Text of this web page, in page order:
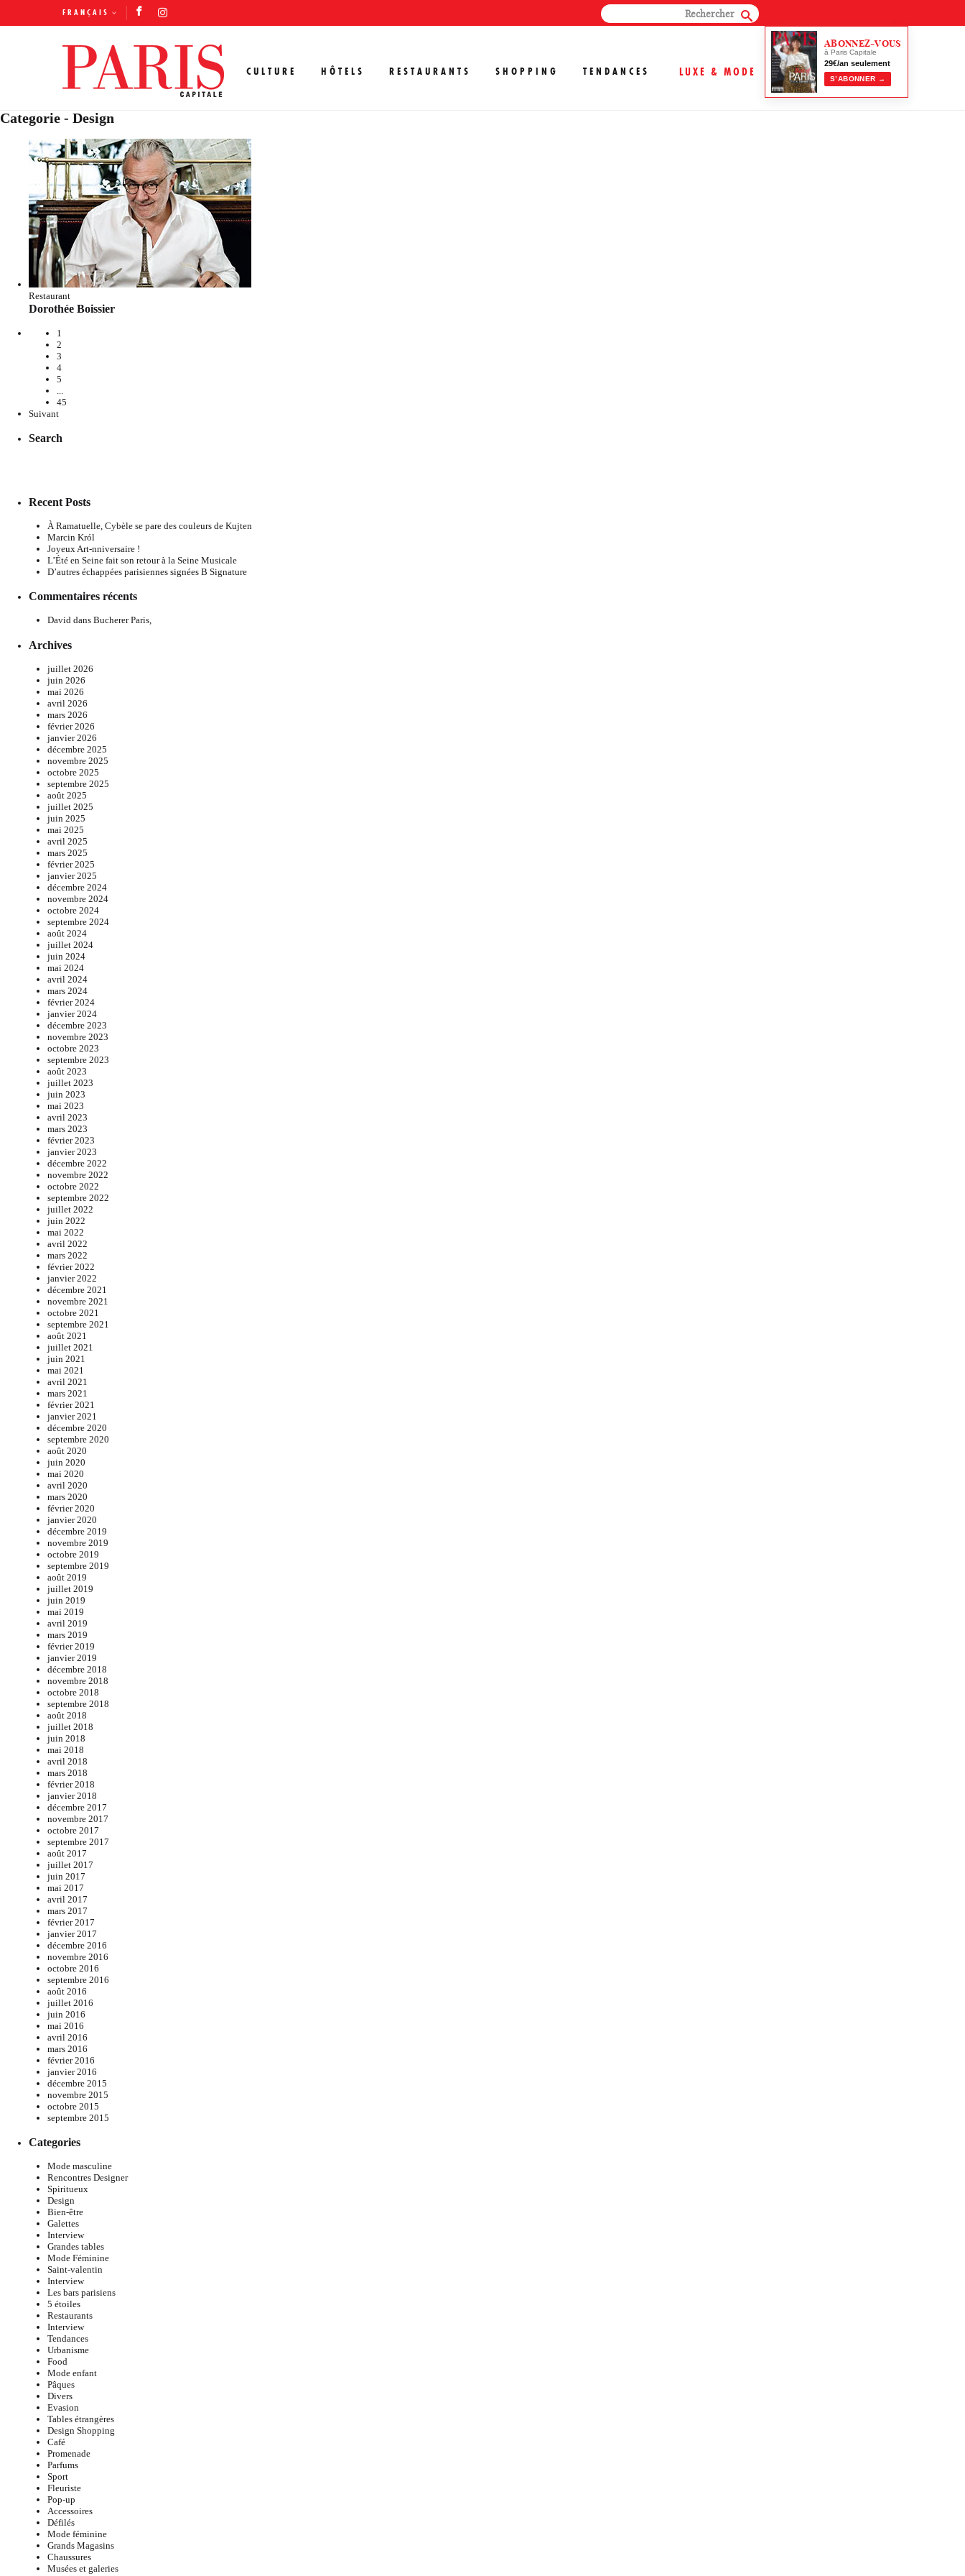
FRANÇAIS
CULTURE HÔTELS RESTAURANTS SHOPPING TENDANCES LUXE & MODE
ABONNEZ-VOUS
à Paris Capitale
29€/an seulement
S’ABONNER →
Categorie - Design
Restaurant
Dorothée Boissier
1
2
3
4
5
45
Suivant
Search
Recent Posts
À Ramatuelle, Cybèle se pare des couleurs de Kujten
Marcin Król
Joyeux Art-nniversaire !
L’Été en Seine fait son retour à la Seine Musicale
D’autres échappées parisiennes signées B Signature
Commentaires récents
David dans Bucherer Paris,
Archives
juillet 2026
juin 2026
mai 2026
avril 2026
mars 2026
février 2026
janvier 2026
décembre 2025
novembre 2025
octobre 2025
septembre 2025
août 2025
juillet 2025
juin 2025
mai 2025
avril 2025
mars 2025
février 2025
janvier 2025
décembre 2024
novembre 2024
octobre 2024
septembre 2024
août 2024
juillet 2024
juin 2024
mai 2024
avril 2024
mars 2024
février 2024
janvier 2024
décembre 2023
novembre 2023
octobre 2023
septembre 2023
août 2023
juillet 2023
juin 2023
mai 2023
avril 2023
mars 2023
février 2023
janvier 2023
décembre 2022
novembre 2022
octobre 2022
septembre 2022
juillet 2022
juin 2022
mai 2022
avril 2022
mars 2022
février 2022
janvier 2022
décembre 2021
novembre 2021
octobre 2021
septembre 2021
août 2021
juillet 2021
juin 2021
mai 2021
avril 2021
mars 2021
février 2021
janvier 2021
décembre 2020
septembre 2020
août 2020
juin 2020
mai 2020
avril 2020
mars 2020
février 2020
janvier 2020
décembre 2019
novembre 2019
octobre 2019
septembre 2019
août 2019
juillet 2019
juin 2019
mai 2019
avril 2019
mars 2019
février 2019
janvier 2019
décembre 2018
novembre 2018
octobre 2018
septembre 2018
août 2018
juillet 2018
juin 2018
mai 2018
avril 2018
mars 2018
février 2018
janvier 2018
décembre 2017
novembre 2017
octobre 2017
septembre 2017
août 2017
juillet 2017
juin 2017
mai 2017
avril 2017
mars 2017
février 2017
janvier 2017
décembre 2016
novembre 2016
octobre 2016
septembre 2016
août 2016
juillet 2016
juin 2016
mai 2016
avril 2016
mars 2016
février 2016
janvier 2016
décembre 2015
novembre 2015
octobre 2015
septembre 2015
Categories
Mode masculine
Rencontres Designer
Spiritueux
Design
Bien-être
Galettes
Interview
Grandes tables
Mode Féminine
Saint-valentin
Interview
Les bars parisiens
5 étoiles
Restaurants
Interview
Tendances
Urbanisme
Food
Mode enfant
Pâques
Divers
Evasion
Tables étrangères
Design Shopping
Café
Promenade
Parfums
Sport
Fleuriste
Pop-up
Accessoires
Défilés
Mode féminine
Grands Magasins
Chaussures
Musées et galeries